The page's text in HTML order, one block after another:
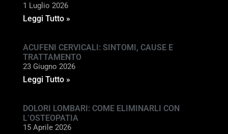
1 Luglio 2026
Leggi Tutto »
ACUFENI CERVICALI: SINTOMI, CAUSE E
TRATTAMENTO
23 Giugno 2026
Leggi Tutto »
DOLORI LOMBARI: COME ELIMINARLI CON
L’OSTEOPATIA
15 Aprile 2026